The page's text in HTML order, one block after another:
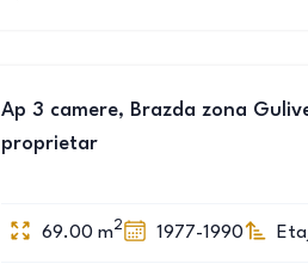
Ap 3 camere, Brazda zona
proprietar
69.00 m2 1977-1990